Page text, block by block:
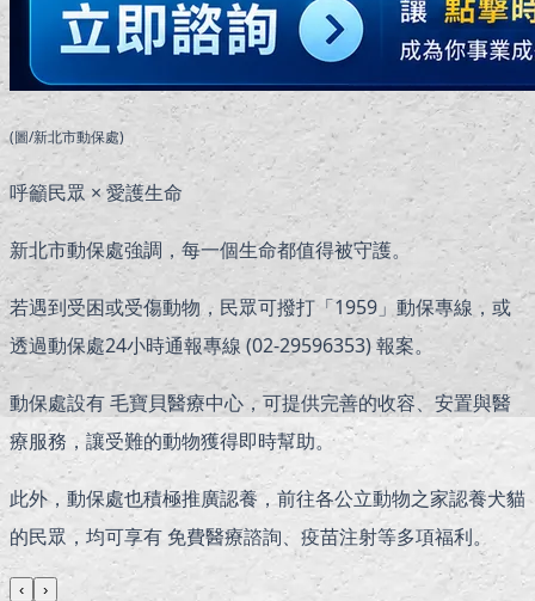
(圖/新北市動保處)
呼籲民眾 × 愛護生命
新北市動保處強調，每一個生命都值得被守護。
若遇到受困或受傷動物，民眾可撥打「1959」動保專線，或
透過動保處24小時通報專線 (02-29596353) 報案。
動保處設有 毛寶貝醫療中心，可提供完善的收容、安置與醫
療服務，讓受難的動物獲得即時幫助。
此外，動保處也積極推廣認養，前往各公立動物之家認養犬貓
的民眾，均可享有 免費醫療諮詢、疫苗注射等多項福利。
‹ ›